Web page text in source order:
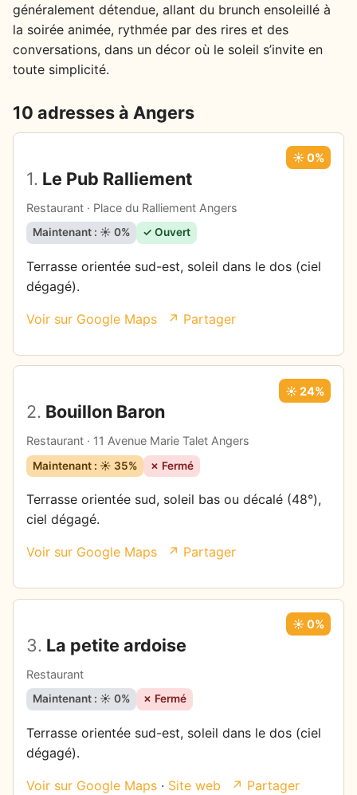
généralement détendue, allant du brunch ensoleillé à
la soirée animée, rythmée par des rires et des
conversations, dans un décor où le soleil s’invite en
toute simplicité.
10 adresses à Angers
1. Le Pub Ralliement
Restaurant · Place du Ralliement Angers
☀️ 0%
Maintenant : ☀️ 0% ✓ Ouvert
Terrasse orientée sud-est, soleil dans le dos (ciel
dégagé).
Voir sur Google Maps ↗ Partager
2. Bouillon Baron
Restaurant · 11 Avenue Marie Talet Angers
☀️ 24%
Maintenant : ☀️ 35% ✗ Fermé
Terrasse orientée sud, soleil bas ou décalé (48°),
ciel dégagé.
Voir sur Google Maps ↗ Partager
3. La petite ardoise
Restaurant
☀️ 0%
Maintenant : ☀️ 0% ✗ Fermé
Terrasse orientée sud-est, soleil dans le dos (ciel
dégagé).
Voir sur Google Maps · Site web ↗ Partager